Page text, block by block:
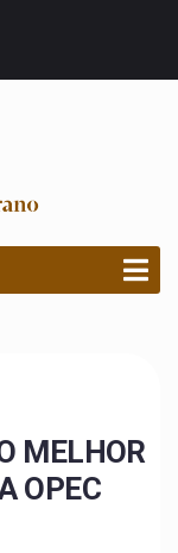
MELHOR
OPEC